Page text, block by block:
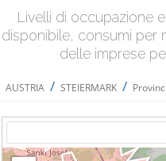
Livelli di occupazione
disponibile, consumi per
delle imprese
AUSTRIA / STEIERMARK /